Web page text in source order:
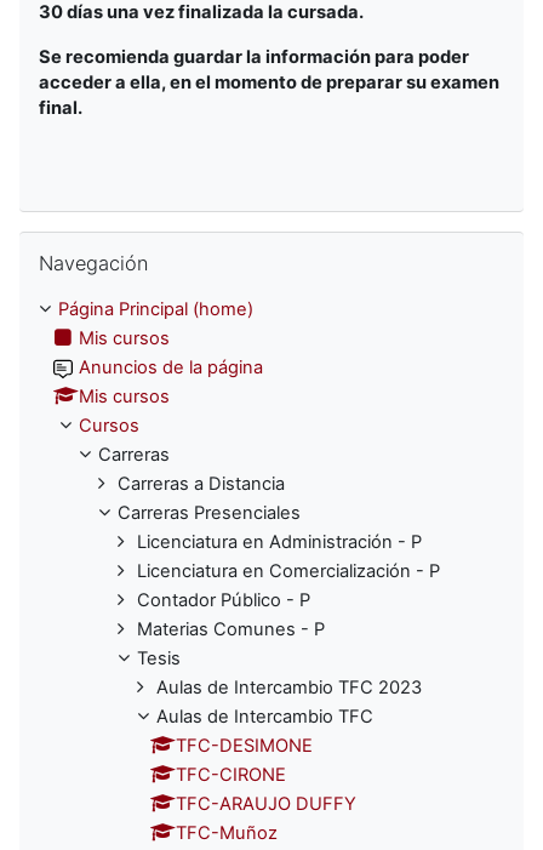
30 días una vez finalizada la cursada.
Se recomienda guardar la información para poder
acceder a ella, en el momento de preparar su examen
final.
Navegación
Página Principal (home)
Mis cursos
Anuncios de la página
Mis cursos
Cursos
Carreras
Carreras a Distancia
Carreras Presenciales
Licenciatura en Administración - P
Licenciatura en Comercialización - P
Contador Público - P
Materias Comunes - P
Tesis
Aulas de Intercambio TFC 2023
Aulas de Intercambio TFC
TFC-DESIMONE
TFC-CIRONE
TFC-ARAUJO DUFFY
TFC-Muñoz